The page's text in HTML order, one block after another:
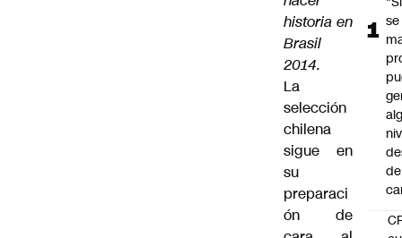
historia en
Brasil
2014.
La
selección
chilena
sigue en
su
preparaci
ón de
se
de